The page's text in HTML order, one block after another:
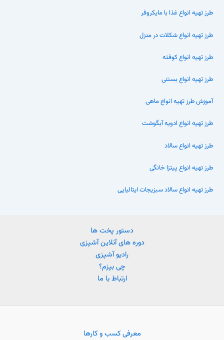
طرز تهیه انواع غذا با مایکروفر
طرز تهیه انواع شکلات در منزل
طرز تهیه انواع کوفته
طرز تهیه انواع بستنی
آموزش طرز تهیه انواع ماهی
طرز تهیه انواع ادویه آبگوشت
طرز تهیه انواع سالاد
طرز تهیه انواع پیتزا خانگی
طرز تهیه انواع سالاد سبزیجات ایتالیایی
دستور پخت ها
دوره های آنلاین آشپزی
رادیو آشپزی
چی بپزم؟
ارتباط با ما
معرفی کسب و کارها